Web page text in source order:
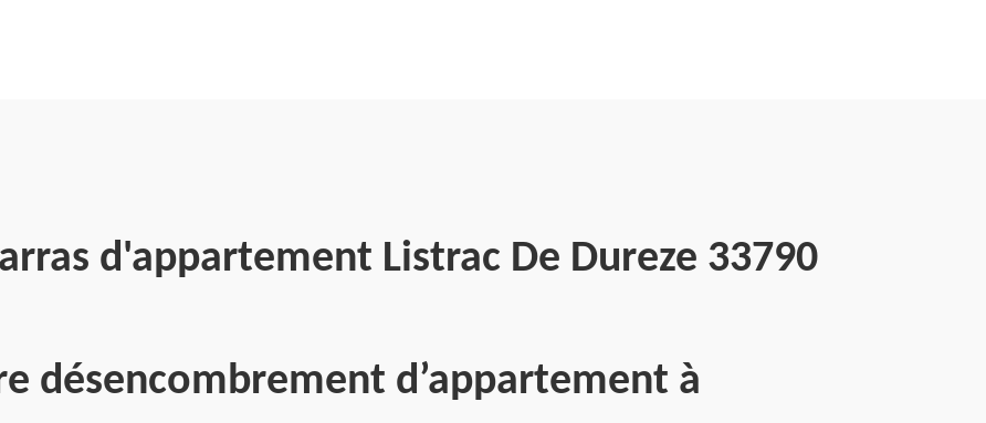
d'appartement Listrac De Dureze 33790
désencombrement d’appartement à